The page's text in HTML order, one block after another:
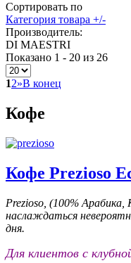
Сортировать по
Категория товара +/-
Производитель:
DI MAESTRI
Показано 1 - 20 из 26
12»В конец
Кофе
Кофе Prezioso
Prezioso, (100% Арабика,
наслаждаться
дня.
Для клиентов с